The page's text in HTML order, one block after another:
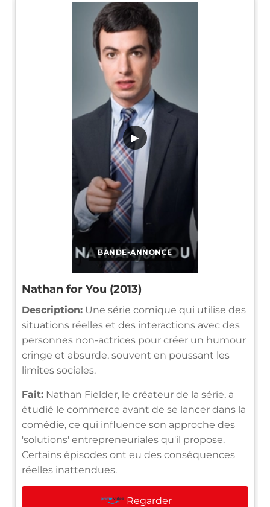
BANDE-ANNONCE
▶
Nathan for You (2013)
Description: Une série comique qui utilise des
situations réelles et des interactions avec des
personnes non-actrices pour créer un humour
cringe et absurde, souvent en poussant les
limites sociales.
Fait: Nathan Fielder, le créateur de la série, a
étudié le commerce avant de se lancer dans la
comédie, ce qui influence son approche des
'solutions' entrepreneuriales qu'il propose.
Certains épisodes ont eu des conséquences
réelles inattendues.
Regarder